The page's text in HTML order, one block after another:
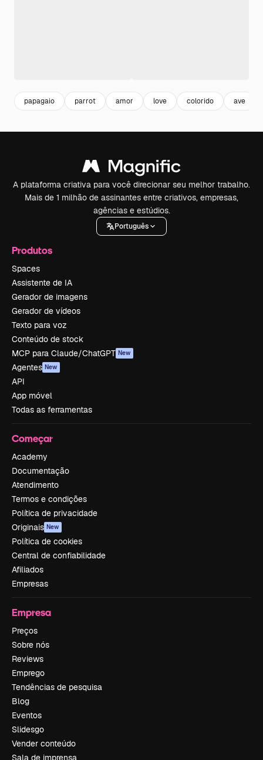
papagaio parrot amor love colorido ave
A plataforma criativa para você direcionar seu melhor trabalho.
Mais de 1 milhão de assinantes entre criativos, empresas,
agências e estúdios.
Português
Produtos
Spaces
Assistente de IA
Gerador de imagens
Gerador de vídeos
Texto para voz
Conteúdo de stock
MCP para Claude/ChatGPT New
Agentes New
API
App móvel
Todas as ferramentas
Começar
Academy
Documentação
Atendimento
Termos e condições
Política de privacidade
Originais New
Política de cookies
Central de confiabilidade
Afiliados
Empresas
Empresa
Preços
Sobre nós
Reviews
Emprego
Tendências de pesquisa
Blog
Eventos
Slidesgo
Vender conteúdo
Sala de imprensa